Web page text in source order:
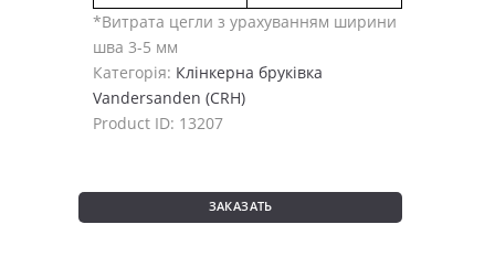
*Витрата цегли з урахуванням ширини
шва 3-5 мм
Категорія: Клінкерна бруківка
Vandersanden (CRH)
Product ID: 13207
ЗАКАЗАТЬ